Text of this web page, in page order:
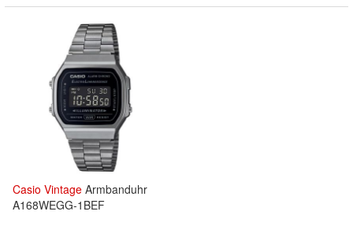
Casio Vintage Armbanduhr
A168WEGG-1BEF